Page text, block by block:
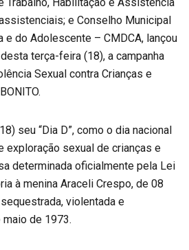
e Conselho Municipal
e do Adolescente – CMDCA, lançou
terça-feira (18), a campanha
Sexual contra Crianças e
seu “Dia D”, como o dia nacional
exploração sexual de crianças e
determinada oficialmente pela Lei
à menina Araceli Crespo, de 08
violentada e
de 1973.